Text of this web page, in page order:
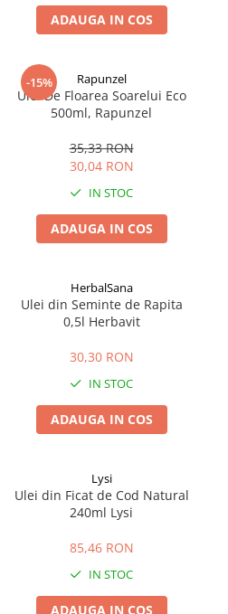
Produse pentru sportivi
Suplimente fitness
Batoane proteice
Pentru antrenament
Mama si copilul
Produse pentru copii
Sarcina si alaptare
Atelierul de cafea si ceaiuri
Ceaiuri simple
Ceaiuri medicinale compuse
Ceaiuri Maté
Cafea verde
Ulei de Cocos
Ulei de cocos de uz alimentar
Ulei de cocos de uz cosmetic
Alte produse din Cocos
ADAUGA IN COS
-15% Rapunzel
Ulei De Floarea Soarelui Eco
500ml, Rapunzel
35,33 RON
30,04 RON
IN STOC
ADAUGA IN COS
HerbalSana
Ulei din Seminte de Rapita
0,5l Herbavit
30,30 RON
IN STOC
ADAUGA IN COS
Lysi
Ulei din Ficat de Cod Natural
240ml Lysi
85,46 RON
IN STOC
ADAUGA IN COS